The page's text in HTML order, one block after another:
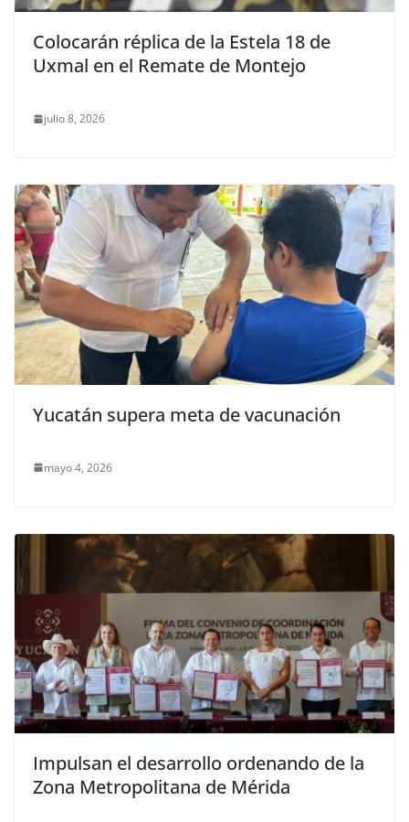
Colocarán réplica de la Estela 18 de
Uxmal en el Remate de Montejo
julio 8, 2026
Yucatán supera meta de vacunación
mayo 4, 2026
Impulsan el desarrollo ordenando de la
Zona Metropolitana de Mérida